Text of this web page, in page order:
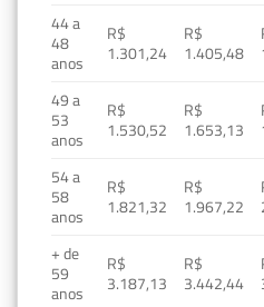
44 a
48
anos
R$
1.301,24
R$
1.405,48
49 a
53
anos
R$
1.530,52
R$
1.653,13
54 a
58
anos
R$
1.821,32
R$
1.967,22
+ de
59
anos
R$
3.187,13
R$
3.442,44